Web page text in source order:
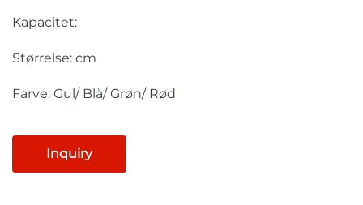
Kapacitet:
Størrelse: cm
Farve: Gul/ Blå/ Grøn/ Rød
Inquiry